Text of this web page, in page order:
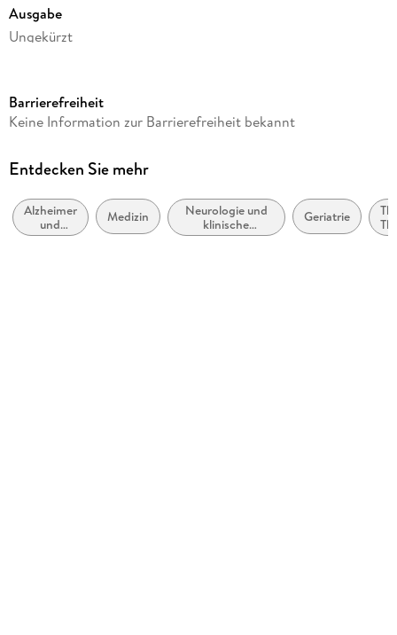
Ausgabe
Ungekürzt
Laufzeit
Altersempfehlung
Autor/Autorin
Michael Nehls
Barrierefreiheit
Keine Information zur Barrierefreiheit bekannt
Entdecken Sie mehr
Alzheimer
und
Demenz
Medizin
Neurologie und
klinische
Neurophysiologie
Geriatrie